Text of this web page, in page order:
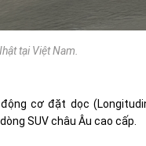
tại Việt Nam.
cơ đặt dọc
SUV châu Âu cao cấp.